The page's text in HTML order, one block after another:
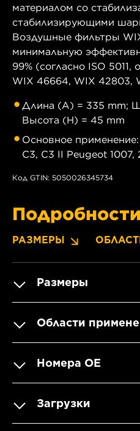
материалом со
стабилизирующими
Воздушные фильтры
минимальную
99% (согласно ISO
WIX 46664, WIX 42803,
Длина (A) = 335 mm;
Высота (H) = 45 mm
Основное
C3, C3 II Peugeot 1007,
Код GTIN: 5050026345734
РАЗМЕРЫ
Размеры
Области
Номера OE
Загрузки